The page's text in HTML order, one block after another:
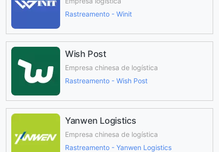
Rastreamento - Winit
Wish Post
Empresa chinesa de logística
Rastreamento - Wish Post
Yanwen Logistics
Empresa chinesa de logística
Rastreamento - Yanwen Logistics